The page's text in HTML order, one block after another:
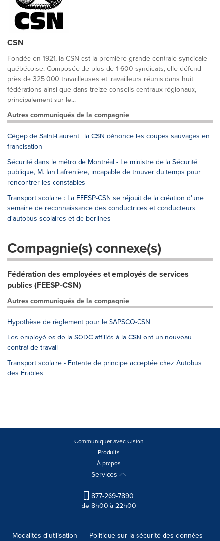
CSN
Fondée en 1921, la CSN est la première grande centrale syndicale
québécoise. Composée de plus de 1 600 syndicats, elle défend
près de 325 000 travailleuses et travailleurs réunis dans huit
fédérations ainsi que dans treize conseils centraux régionaux,
principalement sur le...
Autres communiqués de la compagnie
Cégep de Saint-Laurent : la CSN dénonce les coupes sauvages en
francisation
Sécurité dans le métro de Montréal - Le ministre de la Sécurité
publique, M. Ian Lafrenière, incapable de trouver du temps pour
rencontrer les constables
Transport scolaire : La FEESP-CSN se réjouit de la création d'une
semaine de reconnaissance des conductrices et conducteurs
d'autobus scolaires et de berlines
Compagnie(s) connexe(s)
Fédération des employées et employés de services
publics (FEESP-CSN)
Autres communiqués de la compagnie
Hypothèse de règlement pour le SAPSCQ-CSN
Les employé-es de la SQDC affiliés à la CSN ont un nouveau
contrat de travail
Transport scolaire - Entente de principe acceptée chez Autobus
des Érables
Communiquer avec Cision
Produits
À propos
Services
877-269-7890
de 8h00 à 22h00
Modalités d'utilisation Politique sur la sécurité des données